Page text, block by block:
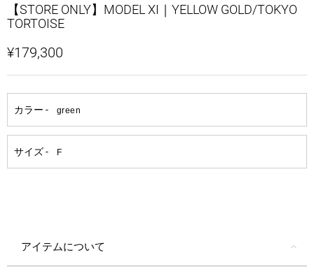
【STORE ONLY】MODEL XI｜YELLOW GOLD/TOKYO
TORTOISE
¥179,300
アイテムについて